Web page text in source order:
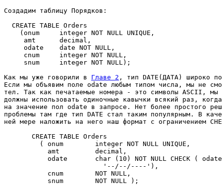
Создадим таблицу Порядков:
  CREATE TABLE Orders
    (onum     integer NOT NULL UNIQUE,
     amt      decimal,
     odate    date NOT NULL,
     cnum     integer NOT NULL,
     snum     integer NOT NULL);
Как мы уже говорили в Главе 2 , тип DATЕ(ДАТА) широко
Если мы объявим поле odate любым типом числа, мы не
тел. Так как печатаемые номера - это символы ASCII,
должны использовать одиночные кавычки всякий раз,
на значение пол odate в запросе. Нет более простого
проблемы там где тип DATЕ стал таким популярным. В
ней мере наложить на него наш формат с ограничением
       CREATE TABLE Orders
         ( onum        integer NOT NULL UNIQUE,
           amt         decimal,
odate       char (10) NOT NULL CHECK (
                         '--/--/----'),
           cnum        NOT NULL,
           snum        NOT NULL );